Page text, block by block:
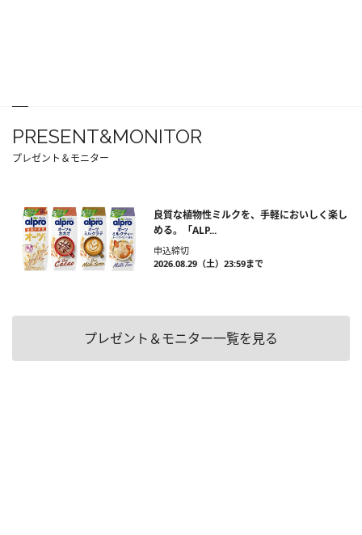
PRESENT&MONITOR
プレゼント＆モニター
良質な植物性ミルクを、手軽においしく楽し
める。「ALP...
申込締切
2026.08.29（土）23:59まで
プレゼント＆モニター一覧を見る